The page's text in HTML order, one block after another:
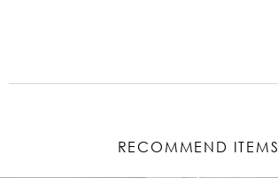
RECOMMEND ITEMS